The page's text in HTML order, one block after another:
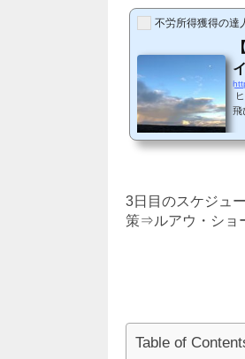
不労所得獲得の達
飛
ア
3日目のスケジュ
策⇒ルアウ・ショ
Table of